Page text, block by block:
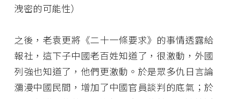
洩密的可能性）
之後，老袁更將《二十一條要求》的事情透露給
報社，這下子中國老百姓知道了，很激動，外國
列強也知道了，他們更激動。於是眾多仇日言論
瀰漫中國民間，增加了中國官員談判的底氣；於